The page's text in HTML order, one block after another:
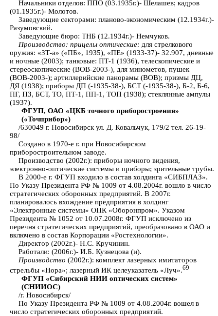
Начальники отделов: ППО (03.1935г.)- Шелашев; кадров
(01.1935г.)- Молотов.
Заведующие секторами: планово-экономическим (12.1934г.)-
Разумовский.
Заведующие бюро: ТНБ (12.1934г.)- Немчуков.
Производство: прицелы оптические: для стрелкового
оружия: «ЗТ-а» («ПБ», 1935), «ПЕ» (1933-37)- 32.907, дневные
и ночные (2003); танковые: ПТ-1 (1936), телескопические и
стереоскопические (ВОВ-2003-), для минометов, пушек
(ВОВ-2003-); артиллерийские панорамы (ВОВ); призмы ДЦ,
ДЯ (1938); приборы ДП (-1935-38-), БСТ (-1935-38-), Б-2, Б-6,
ПГ, ПЗ, БСТ, ТО, ПТ-1, ПП-1, ТОП (1938); стеклянные ампулы
(1937).
ФГУП, ОАО «ЦКБ точного приборостроения»
(«Точприбор»)
/630049 г. Новосибирск ул. Д. Ковальчук, 179/2 тел. 26-19-
98/
Создано в 1970-е г. при Новосибирском
приборостроительном заводе.
Производство (2002г.): приборы ночного видения,
электронно-оптические системы и приборы; зрительные трубы.
В 2000-е г. ФГУП входило в состав холдинга «СИБПЛАЗ».
По Указу Президента РФ № 1009 от 4.08.2004г. вошло в число
стратегических оборонных предприятий. В 2007г.
планировалось вхождение предприятия в холдинг
«Электронные системы» ОПК «Оборонпром». Указом
Президента № 1052 от 10.07.2008г. ФГУП исключено из
перечня стратегических предприятий, преобразовано в ОАО и
включено в состав Корпорации «Ростехнологии».
Директор (2002г.)- Н.С. Кручинин.
Работали: (2006г.)- И.Б. Кузнецова (и).
Производство (2002г.): комплект лазерных имитаторов
стрельбы «Нора»; лазерный ИК целеуказатель «Луч».69
ФГУП «Сибирский НИИ оптических систем»
(СНИИОС)
/г. Новосибирск/
По Указу Президента РФ № 1009 от 4.08.2004г. вошел в
число стратегических оборонных предприятий.